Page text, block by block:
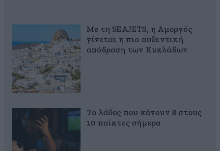
Με τη SEAJETS, η Αμοργός
γίνεται η πιο αυθεντική
απόδραση των Κυκλάδων
Το λάθος που κάνουν 8 στους
10 παίκτες σήμερα